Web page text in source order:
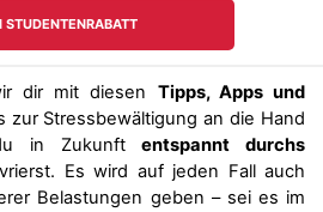
dir mit diesen Tipps, Apps und
zur Stressbewältigung an die Hand
in Zukunftentspannt durchs
Es wird auf jeden Fall auch
Belastungen geben – sei es im